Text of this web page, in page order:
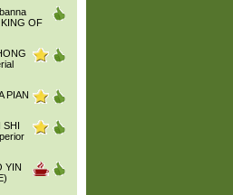
OF
PIAN
SHI
YIN